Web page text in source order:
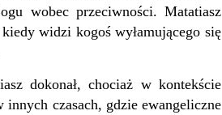
wobec przeciwności. Matatiasz
widzi kogoś wyłamującego się
dokonał, chociaż w kontekście
czasach, gdzie ewangeliczne